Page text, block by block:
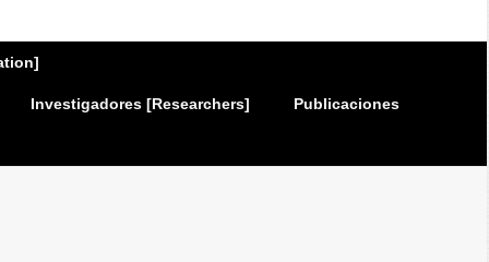
Investigadores [Researchers] Publicaciones